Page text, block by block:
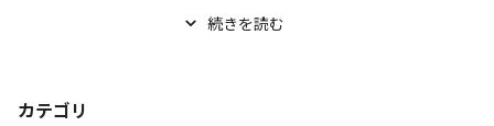
続きを読む
カテゴリ